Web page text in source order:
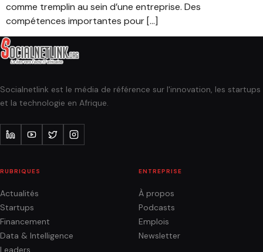
comme tremplin au sein d’une entreprise. Des
compétences importantes pour […]
Socialnetlink est le média de référence sur l'innovation, les startups
et la technologie en Afrique.
RUBRIQUES
Actualités
Startups
Financement
Data & Intelligence
ENTREPRISE
À propos
Podcasts
Emplois
Newsletter